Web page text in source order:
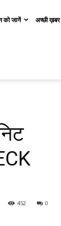
को जानें अच्छी ख़बर
0
452